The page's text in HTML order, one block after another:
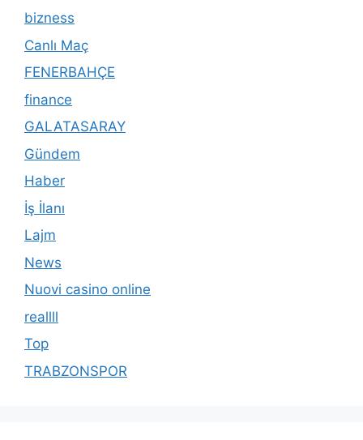
bizness
Canlı Maç
FENERBAHÇE
finance
GALATASARAY
Gündem
Haber
İş İlanı
Lajm
News
Nuovi casino online
reallll
Top
TRABZONSPOR